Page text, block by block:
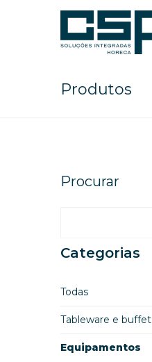
Produtos
Procurar
Categorias
Todas
Tableware e buffet
Equipamentos